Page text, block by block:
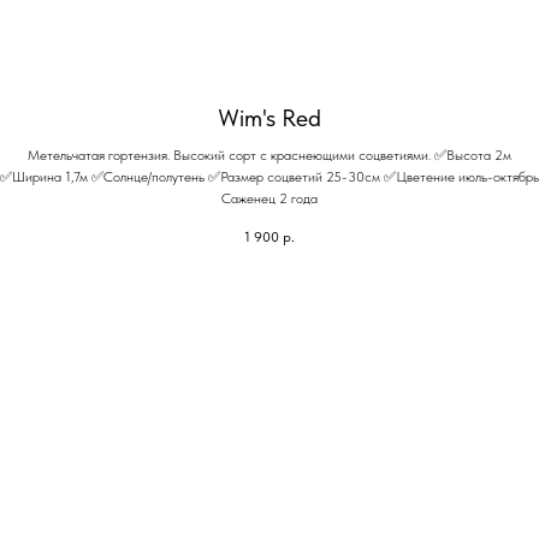
Wim's Red
Метельчатая гортензия. Высокий сорт с краснеющими соцветиями. ✅Высота 2м
✅Ширина 1,7м ✅Солнце/полутень ✅Размер соцветий 25-30см ✅Цветение июль-октябрь
Саженец 2 года
1 900 р.